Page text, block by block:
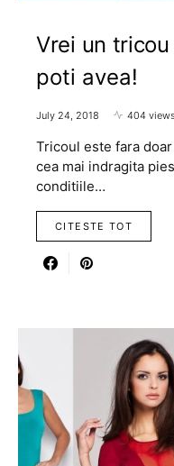
Vrei un
poti avea!
July 24, 2018 404 views
Tricoul este fara
cea mai indragita
conditiile…
CITESTE TOT